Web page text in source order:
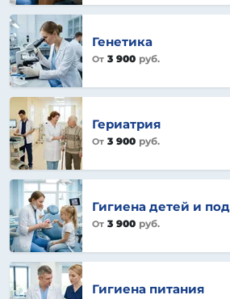
Генетика
От 3 900 руб.
Гериатрия
От 3 900 руб.
Гигиена детей и
От 3 900 руб.
Гигиена питания